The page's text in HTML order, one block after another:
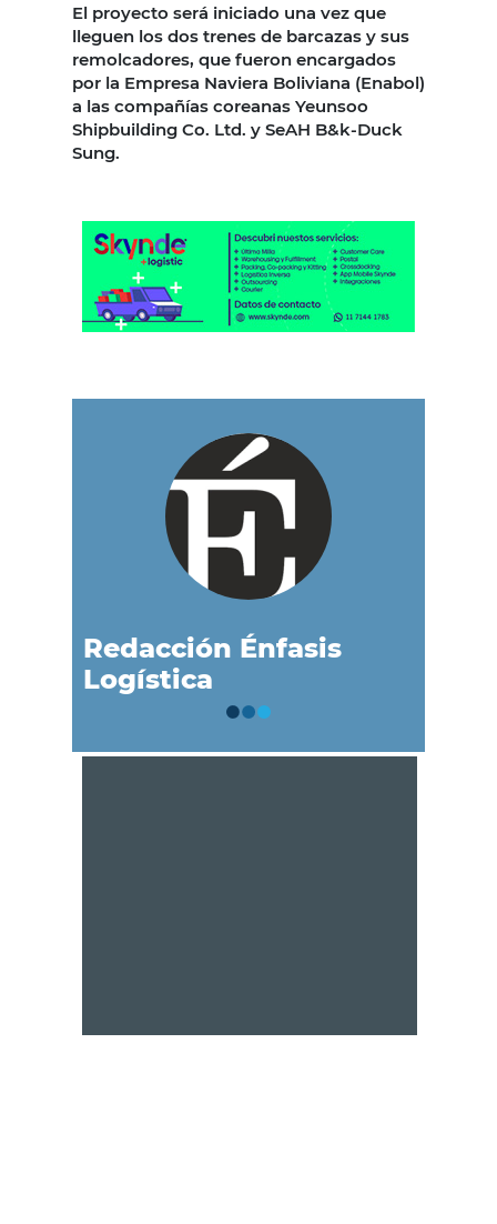
El proyecto será iniciado una vez que
lleguen los dos trenes de barcazas y sus
remolcadores, que fueron encargados
por la Empresa Naviera Boliviana (Enabol)
a las compañías coreanas Yeunsoo
Shipbuilding Co. Ltd. y SeAH B&k-Duck
Sung.
Redacción Énfasis
Logística